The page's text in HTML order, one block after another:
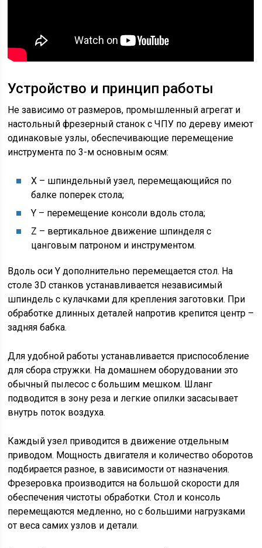
Устройство и принцип работы
Не зависимо от размеров, промышленный агрегат и
настольный фрезерный станок с ЧПУ по дереву имеют
одинаковые узлы, обеспечивающие перемещение
инструмента по 3-м основным осям:
X – шпиндельный узел, перемещающийся по
балке поперек стола;
Y – перемещение консоли вдоль стола;
Z – вертикальное движение шпинделя с
цанговым патроном и инструментом.
Вдоль оси Y дополнительно перемещается стол. На
столе 3D станков устанавливается независимый
шпиндель с кулачками для крепления заготовки. При
обработке длинных деталей напротив крепится центр –
задняя бабка.
Для удобной работы устанавливается приспособление
для сбора стружки. На домашнем оборудовании это
обычный пылесос с большим мешком. Шланг
подводится в зону реза и легкие опилки засасывает
внутрь поток воздуха.
Каждый узел приводится в движение отдельным
приводом. Мощность двигателя и количество оборотов
подбирается разное, в зависимости от назначения.
Фрезеровка производится на большой скорости для
обеспечения чистоты обработки. Стол и консоль
перемещаются медленно, но с большими нагрузками
от веса самих узлов и детали.